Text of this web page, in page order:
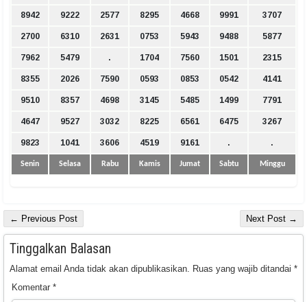
8942 9222 2577 8295 4668 9991 3707
2700 6310 2631 0753 5943 9488 5877
7962 5479 . 1704 7560 1501 2315
8355 2026 7590 0593 0853 0542 4141
9510 8357 4698 3145 5485 1499 7791
4647 9527 3032 8225 6561 6475 3267
9823 1041 3606 4519 9161 . .
Senin Selasa Rabu Kamis Jumat Sabtu Minggu
← Previous Post Next Post →
Tinggalkan Balasan
Alamat email Anda tidak akan dipublikasikan. Ruas yang wajib ditandai *
Komentar *